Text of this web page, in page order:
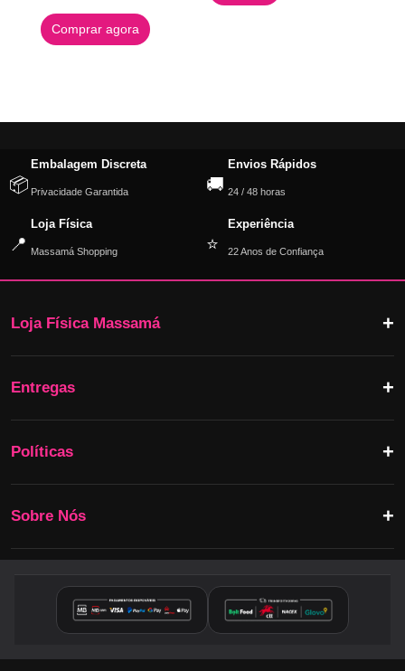
Comprar agora
📦
Embalagem Discreta
Privacidade Garantida 🚚
Envios Rápidos
24 / 48 horas
📍
Loja Física
Massamá Shopping ⭐
Experiência
22 Anos de Confiança
Loja Física Massamá
Entregas
Políticas
Sobre Nós